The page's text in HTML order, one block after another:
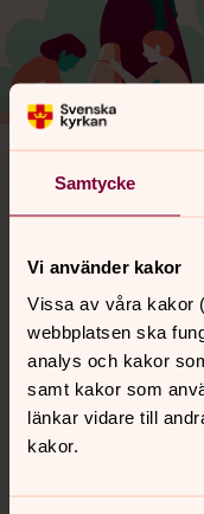
Samtycke
Vi använder kakor
Vissa av våra kakor
webbplatsen ska
analys och kakor
samt kakor som
länkar vidare till
kakor.
Tack Gud för
6 augusti 2026
Hur ska jag
och tvivlar på
behöver jag
Amen
31 juli 2026
Tack gode Gud
skog övrig natur
31 juli 2026